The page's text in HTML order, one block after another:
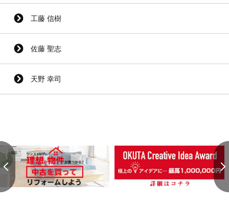
工藤 信樹
佐藤 聖志
天野 幸司